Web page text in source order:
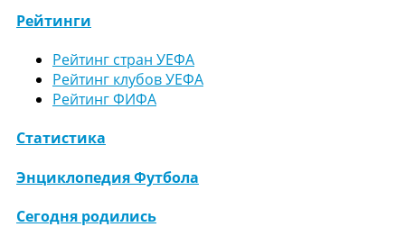
Рейтинги
Рейтинг стран УЕФА
Рейтинг клубов УЕФА
Рейтинг ФИФА
Статистика
Энциклопедия Футбола
Сегодня родились